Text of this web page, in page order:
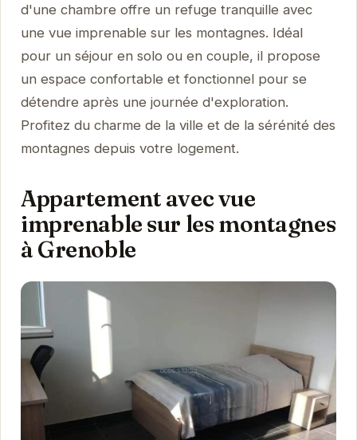
d'une chambre offre un refuge tranquille avec
une vue imprenable sur les montagnes. Idéal
pour un séjour en solo ou en couple, il propose
un espace confortable et fonctionnel pour se
détendre après une journée d'exploration.
Profitez du charme de la ville et de la sérénité des
montagnes depuis votre logement.
Appartement avec vue
imprenable sur les montagnes
à Grenoble